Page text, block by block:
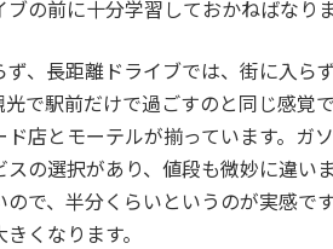
の前に十分学習しておかねばなりま
ず、長距離ドライブでは、街に入ら
で駅前だけで過ごすのと同じ感覚
ド店とモーテルが揃っています。ガ
スの選択があり、値段も微妙に違い
で、半分くらいというのが実感で
くなります。